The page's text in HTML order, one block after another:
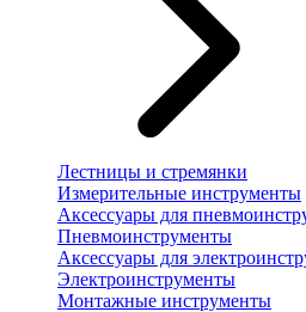
Лестницы и стремянки
Измерительные инструменты
Аксессуары для
Пневмоинструменты
Аксессуары для
Электроинструменты
Монтажные инструменты